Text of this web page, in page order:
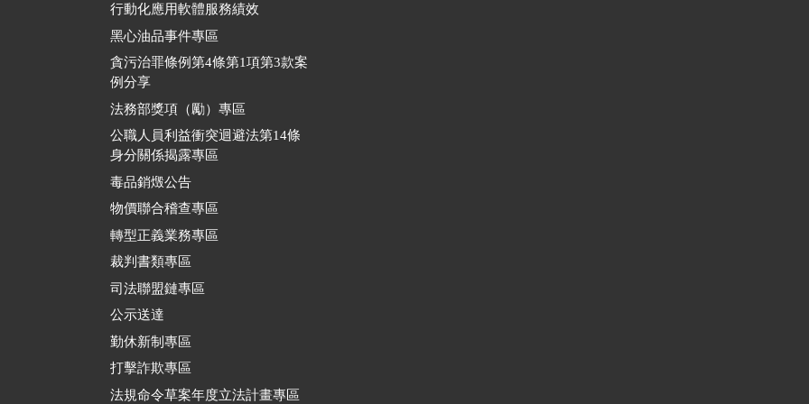
行動化應用軟體服務績效
黑心油品事件專區
貪污治罪條例第4條第1項第3款案
例分享
法務部獎項（勵）專區
公職人員利益衝突迴避法第14條
身分關係揭露專區
毒品銷燬公告
物價聯合稽查專區
轉型正義業務專區
裁判書類專區
司法聯盟鏈專區
公示送達
勤休新制專區
打擊詐欺專區
法規命令草案年度立法計畫專區